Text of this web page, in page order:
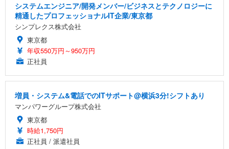
システムエンジニア/開発メンバー/ビジネスとテクノロジーに
精通したプロフェッショナルIT企業/東京都
シンプレクス株式会社
東京都
年収550万円～950万円
正社員
増員・システム&電話でのITサポート@横浜3分!シフトあり
マンパワーグループ株式会社
東京都
時給1,750円
正社員 / 派遣社員